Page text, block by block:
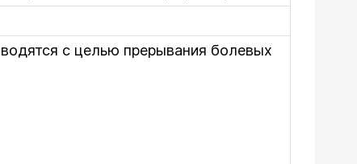
с целью прерывания болевых